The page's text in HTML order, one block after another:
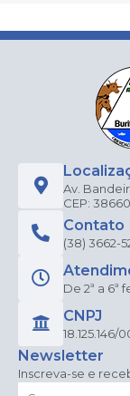
Av.
CEP:
Contato
(38) 3662-
De 2ª a 6ª
CNPJ
18.125.146/
Newsletter
Inscreva-se e